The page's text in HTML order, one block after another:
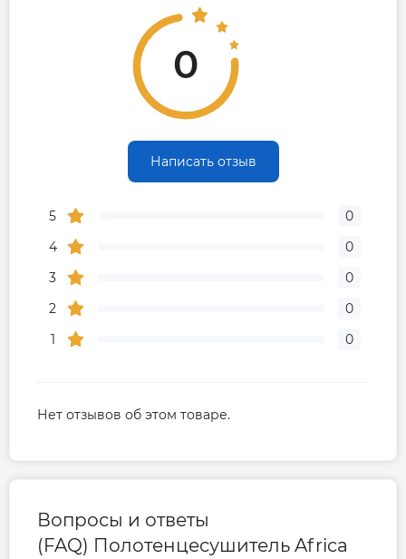
0
Написать отзыв
5
0
4
0
3
0
2
0
1
0
Нет отзывов об этом товаре.
Вопросы и ответы
(FAQ) Полотенцесушитель Africa